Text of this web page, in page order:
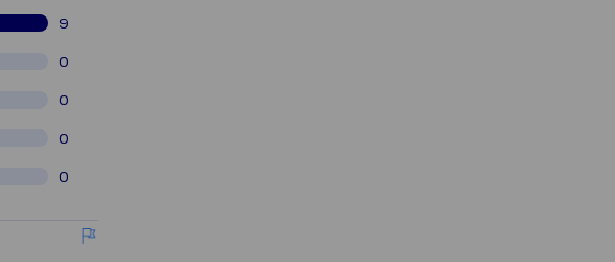
9
0
0
0
0